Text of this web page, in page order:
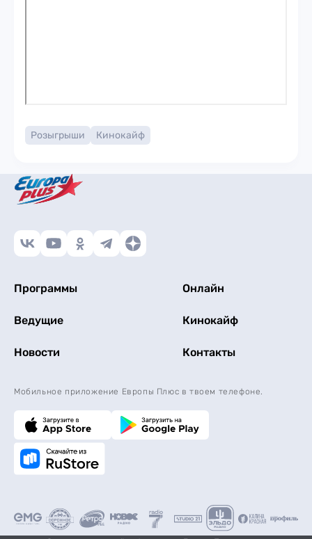
Розыгрыши Кинокайф
Программы Онлайн
Ведущие Кинокайф
Новости Контакты
Мобильное приложение Европы Плюс в твоем телефоне.